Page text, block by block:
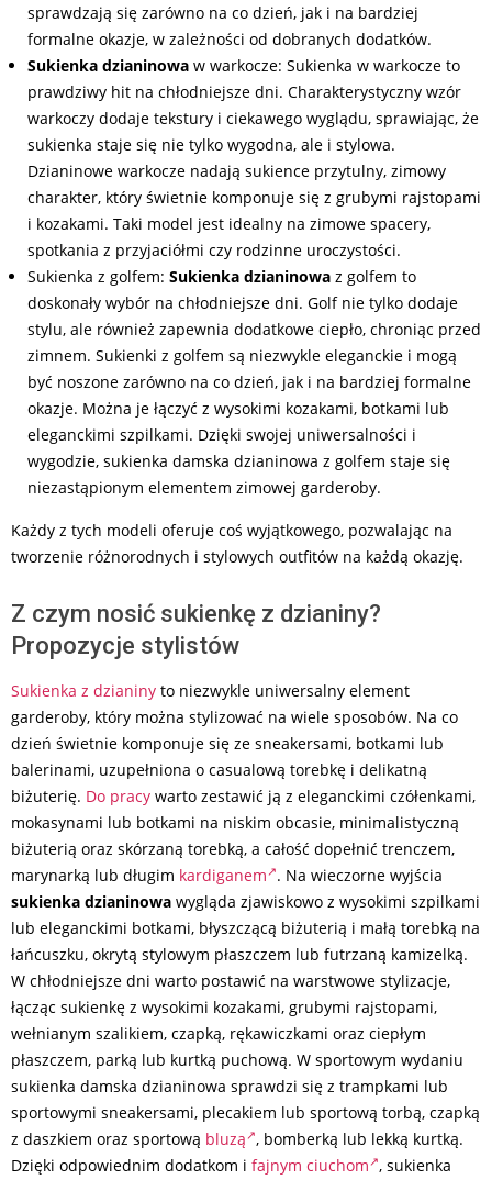
sprawdzają się zarówno na co dzień, jak i na bardziej
formalne okazje, w zależności od dobranych dodatków.
Sukienka dzianinowa w warkocze: Sukienka w warkocze to
prawdziwy hit na chłodniejsze dni. Charakterystyczny wzór
warkoczy dodaje tekstury i ciekawego wyglądu, sprawiając, że
sukienka staje się nie tylko wygodna, ale i stylowa.
Dzianinowe warkocze nadają sukience przytulny, zimowy
charakter, który świetnie komponuje się z grubymi rajstopami
i kozakami. Taki model jest idealny na zimowe spacery,
spotkania z przyjaciółmi czy rodzinne uroczystości.
Sukienka z golfem: Sukienka dzianinowa z golfem to
doskonały wybór na chłodniejsze dni. Golf nie tylko dodaje
stylu, ale również zapewnia dodatkowe ciepło, chroniąc przed
zimnem. Sukienki z golfem są niezwykle eleganckie i mogą
być noszone zarówno na co dzień, jak i na bardziej formalne
okazje. Można je łączyć z wysokimi kozakami, botkami lub
eleganckimi szpilkami. Dzięki swojej uniwersalności i
wygodzie, sukienka damska dzianinowa z golfem staje się
niezastąpionym elementem zimowej garderoby.
Każdy z tych modeli oferuje coś wyjątkowego, pozwalając na
tworzenie różnorodnych i stylowych outfitów na każdą okazję.
Z czym nosić sukienkę z dzianiny?
Propozycje stylistów
Sukienka z dzianiny to niezwykle uniwersalny element
garderoby, który można stylizować na wiele sposobów. Na co
dzień świetnie komponuje się ze sneakersami, botkami lub
balerinami, uzupełniona o casualową torebkę i delikatną
biżuterię. Do pracy warto zestawić ją z eleganckimi czółenkami,
mokasynami lub botkami na niskim obcasie, minimalistyczną
biżuterią oraz skórzaną torebką, a całość dopełnić trenczem,
marynarką lub długim kardiganem . Na wieczorne wyjścia
sukienka dzianinowa wygląda zjawiskowo z wysokimi szpilkami
lub eleganckimi botkami, błyszczącą biżuterią i małą torebką na
łańcuszku, okrytą stylowym płaszczem lub futrzaną kamizelką.
W chłodniejsze dni warto postawić na warstwowe stylizacje,
łącząc sukienkę z wysokimi kozakami, grubymi rajstopami,
wełnianym szalikiem, czapką, rękawiczkami oraz ciepłym
płaszczem, parką lub kurtką puchową. W sportowym wydaniu
sukienka damska dzianinowa sprawdzi się z trampkami lub
sportowymi sneakersami, plecakiem lub sportową torbą, czapką
z daszkiem oraz sportową bluzą , bomberką lub lekką kurtką.
Dzięki odpowiednim dodatkom i fajnym ciuchom , sukienka